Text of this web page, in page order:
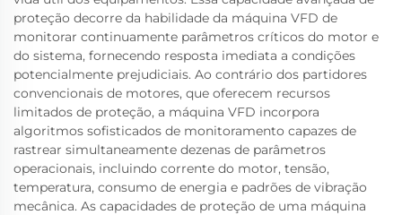
proteção decorre da habilidade da máquina VFD de
monitorar continuamente parâmetros críticos do motor e
do sistema, fornecendo resposta imediata a condições
potencialmente prejudiciais. Ao contrário dos partidores
convencionais de motores, que oferecem recursos
limitados de proteção, a máquina VFD incorpora
algoritmos sofisticados de monitoramento capazes de
rastrear simultaneamente dezenas de parâmetros
operacionais, incluindo corrente do motor, tensão,
temperatura, consumo de energia e padrões de vibração
mecânica. As capacidades de proteção de uma máquina